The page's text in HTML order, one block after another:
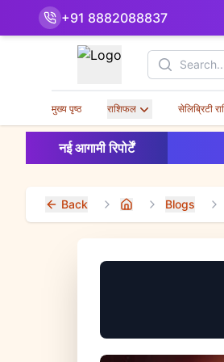
+91 8882088837
Search
मुख्य पृष्ठ राशिफल सेलिब्रिटी
नई आगामी रिपोर्टें
Back Home Blogs